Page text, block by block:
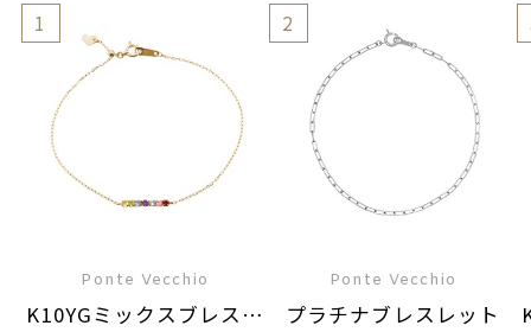
1
Ponte Vecchio
K10YGミックスブレスレ
2
Ponte Vecchio
プラチナブレスレット